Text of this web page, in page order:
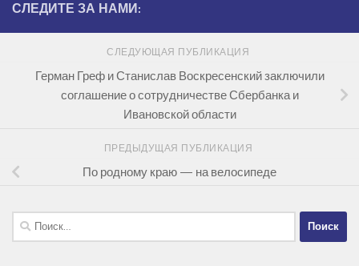
СЛЕДИТЕ ЗА НАМИ:
СЛЕДУЮЩАЯ ПУБЛИКАЦИЯ
Герман Греф и Станислав Воскресенский заключили
соглашение о сотрудничестве Сбербанка и
Ивановской области
ПРЕДЫДУЩАЯ ПУБЛИКАЦИЯ
По родному краю — на велосипеде
Найти: